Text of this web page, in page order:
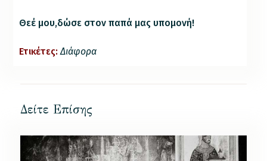
Θεέ μου,δώσε στον παπά μας υπομονή!
Ετικέτες: Διάφορα
Δείτε Επίσης